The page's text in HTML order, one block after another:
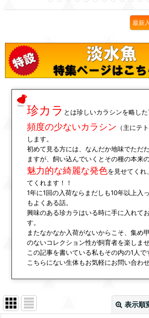
最新
珍カラ とは珍しいカラシンを略した
頻度の少ないカラシン （主にテ
します。
初めて見る方には、なんだか地味でただ
ますが、飼い込んでいくとその種の本来
魅力的な綺麗な発色を見せてくれ
てくれます！！
1年に1回の入荷ならまだしも10年以上入
もよくある話。
興味のある珍カラはいる時に手に入れて
す。
またなかなか入荷がないからこそ、集め
のないコレクション性が飼育者を楽しませ
この記事を書いている私もその内の1人で
こちらにない生体もお気軽にお問い合わせ
表示順